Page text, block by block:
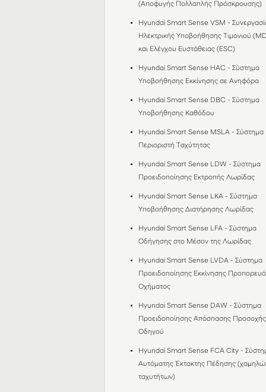
(Αποφυγής Πολλαπλής Πρόσκρουσης)
Hyundai Smart Sense VSM -
Ηλεκτρικής Υποβοήθησης Τιμονιού
και Ελέγχου Ευστάθειας (ESC)
Hyundai Smart Sense HAC - Σύστημα
Υποβοήθησης Εκκίνησης σε Ανηφόρα
Hyundai Smart Sense DBC - Σύστημα
Υποβοήθησης Καθόδου
Hyundai Smart Sense MSLA - Σύστημα
Περιοριστή Ταχύτητας
Hyundai Smart Sense LDW - Σύστημα
Προειδοποίησης Εκτροπής Λωρίδας
Hyundai Smart Sense LKA - Σύστημα
Υποβοήθησης Διατήρησης Λωρίδας
Hyundai Smart Sense LFA - Σύστημα
Οδήγησης στο Mέσον της Λωρίδας
Hyundai Smart Sense LVDA - Σύστημα
Προειδοποίησης Εκκίνησης
Οχήματος
Hyundai Smart Sense DAW - Σύστημα
Προειδοποίησης Απόσπασης Προσοχής
Οδηγού
Hyundai Smart Sense FCA City -
Αυτόματης Έκτακτης Πέδησης
ταχυτήτων)